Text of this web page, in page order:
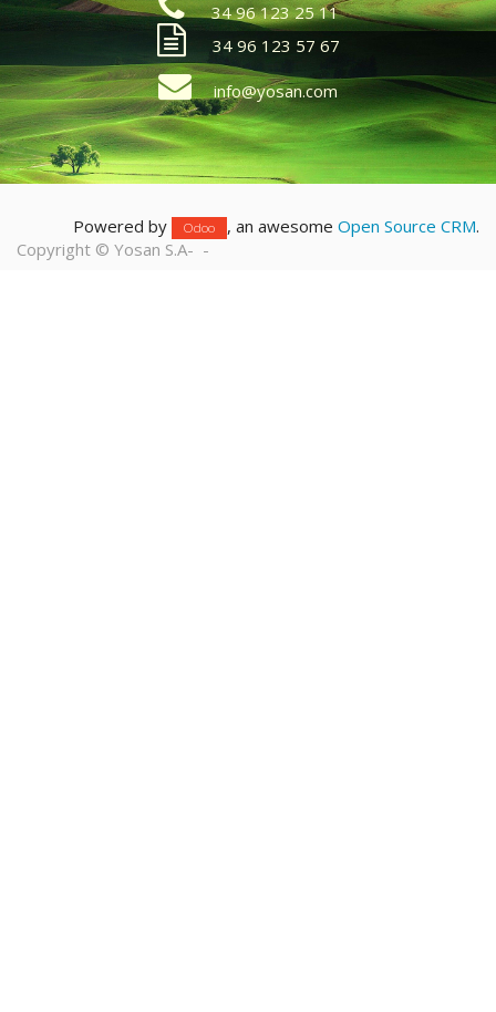
34 96 123 25 11
34 96 123 57 67
info@yosan.com
Powered by Odoo , an awesome Open Source CRM.
Copyright © Yosan S.A- -